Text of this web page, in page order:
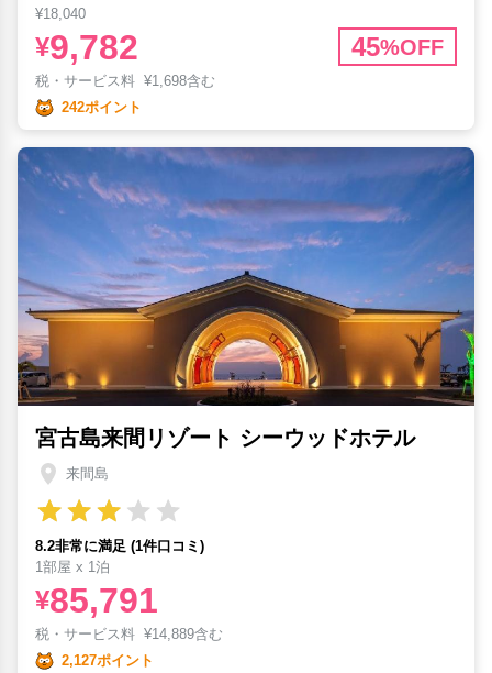
¥18,040
¥9,782 45%OFF
税・サービス料 ¥1,698含む
242ポイント
宮古島来間リゾート シーウッドホテル
来間島
8.2非常に満足 (1件口コミ)
1部屋 x 1泊
¥85,791
税・サービス料 ¥14,889含む
2,127ポイント